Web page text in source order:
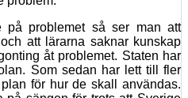
på problemet så ser man att
att lärarna saknar kunskap
åt problemet. Staten har
Som sedan har lett till fler
för hur de skall användas.